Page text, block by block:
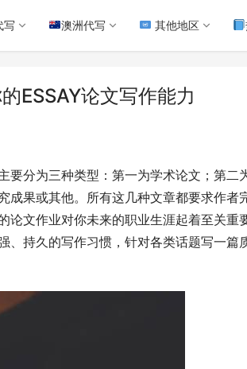
写 澳洲代写 其他地区
ESSAY论文写作能力
要分为三种类型：第一为学术论文；第二
成果或其他。所有这几种文章都要求作者
论文作业对你未来的职业生涯起着至关重
、持久的写作习惯，针对各类话题写一篇